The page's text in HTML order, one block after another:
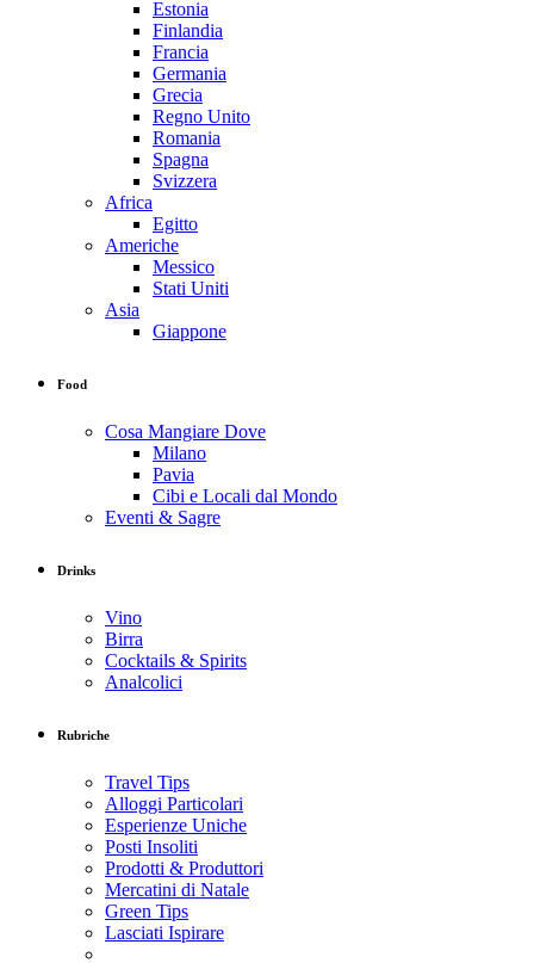
Estonia
Finlandia
Francia
Germania
Grecia
Regno Unito
Romania
Spagna
Svizzera
Africa
Egitto
Americhe
Messico
Stati Uniti
Asia
Giappone
Food
Cosa Mangiare Dove
Milano
Pavia
Cibi e Locali dal Mondo
Eventi & Sagre
Drinks
Vino
Birra
Cocktails & Spirits
Analcolici
Rubriche
Travel Tips
Alloggi Particolari
Esperienze Uniche
Posti Insoliti
Prodotti & Produttori
Mercatini di Natale
Green Tips
Lasciati Ispirare